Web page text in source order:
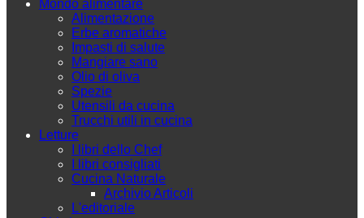
Mondo alimentare
Alimentazione
Erbe aromatiche
Impasti di salute
Mangiare sano
Olio di oliva
Spezie
Utensili da cucina
Trucchi utili in cucina
Letture
I libri dello Chef
I libri consigliati
Cucina Naturale
Archivio Articoli
L'editoriale